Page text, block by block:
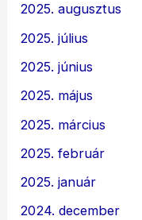
2025. augusztus
2025. július
2025. június
2025. május
2025. március
2025. február
2025. január
2024. december